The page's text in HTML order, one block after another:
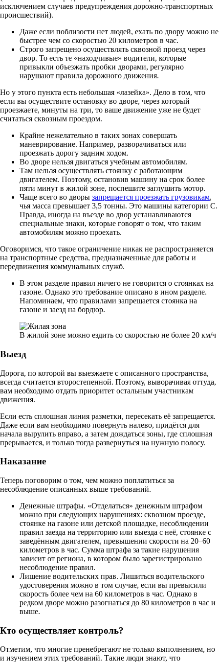
исключением случаев предупреждения дорожно-транспортных
происшествий).
Даже если поблизости нет людей, ехать по двору можно не
быстрее чем со скоростью 20 километров в час.
Строго запрещено осуществлять сквозной проезд через
двор. То есть те «находчивые» водители, которые
привыкли объезжать пробки дворами, регулярно
нарушают правила дорожного движения.
Но у этого пункта есть небольшая «лазейка». Дело в том, что
если вы осуществите остановку во дворе, через который
проезжаете, минуты на три, то ваше движение уже не будет
считаться сквозным проездом.
Крайне нежелательно в таких зонах совершать
маневрирование. Например, разворачиваться или
проезжать дорогу задним ходом.
Во дворе нельзя двигаться учебным автомобилям.
Там нельзя осуществлять стоянку с работающим
двигателем. Поэтому, остановив машину на срок более
пяти минут в жилой зоне, поспешите заглушить мотор.
Чаще всего во дворы запрещается проезжать грузовикам,
чья масса превышает 3,5 тонны. Это машины категории C.
Правда, иногда на въезде во двор устанавливаются
специальные знаки, которые говорят о том, что таким
автомобилям можно проехать.
Оговоримся, что такое ограничение никак не распространяется
на транспортные средства, предназначенные для работы и
передвижения коммунальных служб.
В этом разделе правил ничего не говорится о стоянках на
газоне. Однако это требование описано в ином разделе.
Напоминаем, что правилами запрещается стоянка на
газоне и заезд на бордюр.
В жилой зоне можно ездить со скоростью не более 20 км/ч
Выезд
Дорога, по которой вы выезжаете с описанного пространства,
всегда считается второстепенной. Поэтому, выворачивая оттуда,
вам необходимо отдать приоритет остальным участникам
движения.
Если есть сплошная линия разметки, пересекать её запрещается.
Даже если вам необходимо повернуть налево, придётся для
начала вырулить вправо, а затем дождаться зоны, где сплошная
прерывается, и только тогда развернуться на нужную полосу.
Наказание
Теперь поговорим о том, чем можно поплатиться за
несоблюдение описанных выше требований.
Денежные штрафы. «Отделаться» денежным штрафом
можно при следующих нарушениях: сквозном проезде,
стоянке на газоне или детской площадке, несоблюдении
правил заезда на территорию или выезда с неё, стоянке с
заведённым двигателем, превышении скорости на 20–60
километров в час. Сумма штрафа за такие нарушения
зависит от региона, в котором было зарегистрировано
несоблюдение правил.
Лишение водительских прав. Лишиться водительского
удостоверения можно в том случае, если вы превысили
скорость более чем на 60 километров в час. Однако в
редком дворе можно разогнаться до 80 километров в час и
выше.
Кто осуществляет контроль?
Отметим, что многие пренебрегают не только выполнением, но
и изучением этих требований. Такие люди знают, что